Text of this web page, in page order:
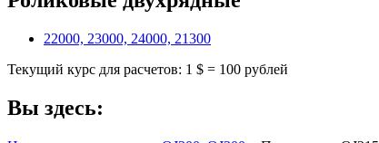
22000, 23000, 24000, 21300
Текущий курс для расчетов: 1 $ = 100 рублей
Вы здесь: